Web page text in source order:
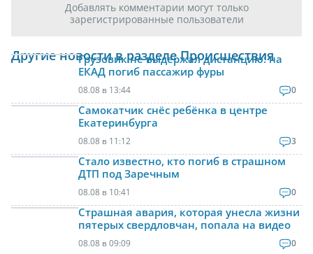
Добавлять комментарии могут только
зарегистрированные пользователи
Другие новости в разделе Происшествия
Грузовик не выдержал дистанцию: на
ЕКАД погиб пассажир фуры
08.08 в 13:44 0
Самокатчик снёс ребёнка в центре
Екатеринбурга
08.08 в 11:12 3
Стало известно, кто погиб в страшном
ДТП под Заречным
08.08 в 10:41 0
Страшная авария, которая унесла жизни
пятерых свердловчан, попала на видео
08.08 в 09:09 0